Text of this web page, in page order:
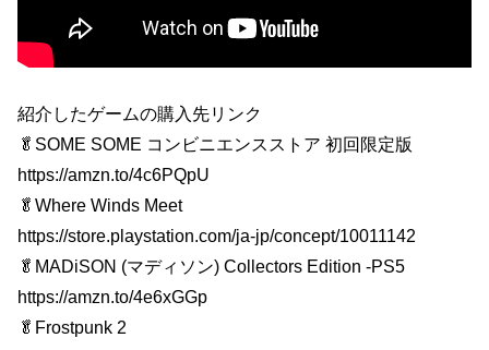
紹介したゲームの購入先リンク
🥬SOME SOME コンビニエンスストア 初回限定版
https://amzn.to/4c6PQpU
🥬Where Winds Meet
https://store.playstation.com/ja-jp/concept/10011142
🥬MADiSON (マディソン) Collectors Edition -PS5
https://amzn.to/4e6xGGp
🥬Frostpunk 2